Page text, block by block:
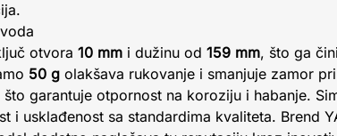
otvora 10 mm i dužinu od 159 mm, što ga
50 g olakšava rukovanje i smanjuje zamor
garantuje otpornost na koroziju i habanje.
i usklađenost sa standardima kvaliteta. Brend